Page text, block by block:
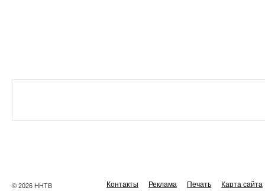
© 2026 ННТВ Контакты Реклама Печать Карта сайта